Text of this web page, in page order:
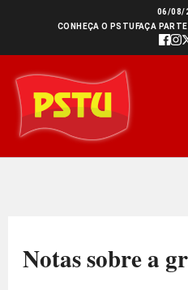
conteúdo
06/08/
CONHEÇA O PSTU FAÇA PARTE
Notas sobre a